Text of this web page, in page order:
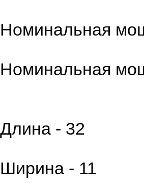
Номинальная
Номинальная
Длина - 32
Ширина - 11